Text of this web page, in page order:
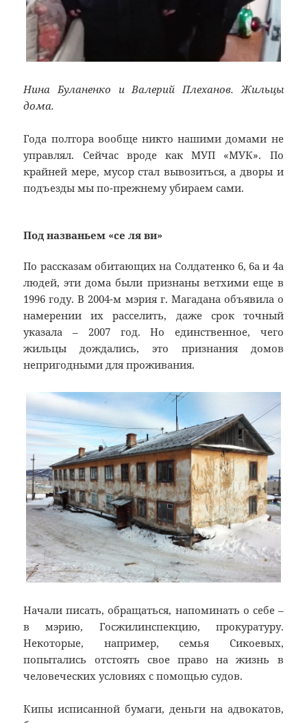
Нина Буланенко и Валерий Плеханов. Жильцы
дома.
Года полтора вообще никто нашими домами не
управлял. Сейчас вроде как МУП «МУК». По
крайней мере, мусор стал вывозиться, а дворы и
подъезды мы по-прежнему убираем сами.
Под названьем «се ля ви»
По рассказам обитающих на Солдатенко 6, 6а и 4а
людей, эти дома были признаны ветхими еще в
1996 году. В 2004-м мэрия г. Магадана объявила о
намерении их расселить, даже срок точный
указала – 2007 год. Но единственное, чего
жильцы дождались, это признания домов
непригодными для проживания.
Начали писать, обращаться, напоминать о себе –
в мэрию, Госжилинспекцию, прокуратуру.
Некоторые, например, семья Сикоевых,
попытались отстоять свое право на жизнь в
человеческих условиях с помощью судов.
Кипы исписанной бумаги, деньги на адвокатов,